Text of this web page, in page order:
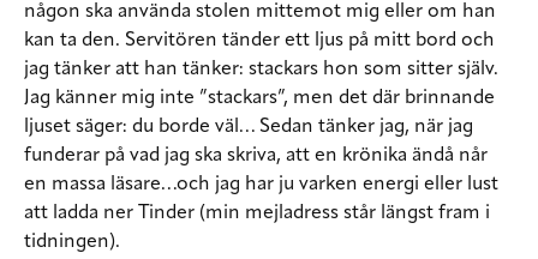
någon ska använda stolen mittemot mig eller om han
kan ta den. Servitören tänder ett ljus på mitt bord och
jag tänker att han tänker: stackars hon som sitter själv.
Jag känner mig inte ”stackars”, men det där brinnande
ljuset säger: du borde väl… Sedan tänker jag, när jag
funderar på vad jag ska skriva, att en krönika ändå når
en massa läsare…och jag har ju varken energi eller lust
att ladda ner Tinder (min mejladress står längst fram i
tidningen).